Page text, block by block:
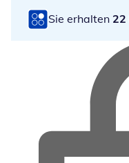
Sie erhalten 22